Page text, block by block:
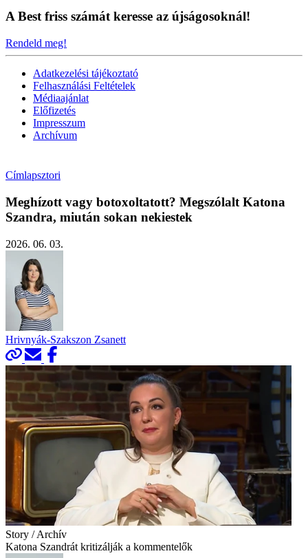
A Best friss számát keresse az újságosoknál!
Rendeld meg!
Adatkezelési tájékoztató
Felhasználási Feltételek
Médiaajánlat
Előfizetés
Impresszum
Archívum
Címlapsztori
Meghízott vagy botoxoltatott? Megszólalt Katona
Szandra, miután sokan nekiestek
2026. 06. 03.
Hrivnyák-Szakszon Zsanett
Story / Archív
Katona Szandrát kritizálják a kommentelők